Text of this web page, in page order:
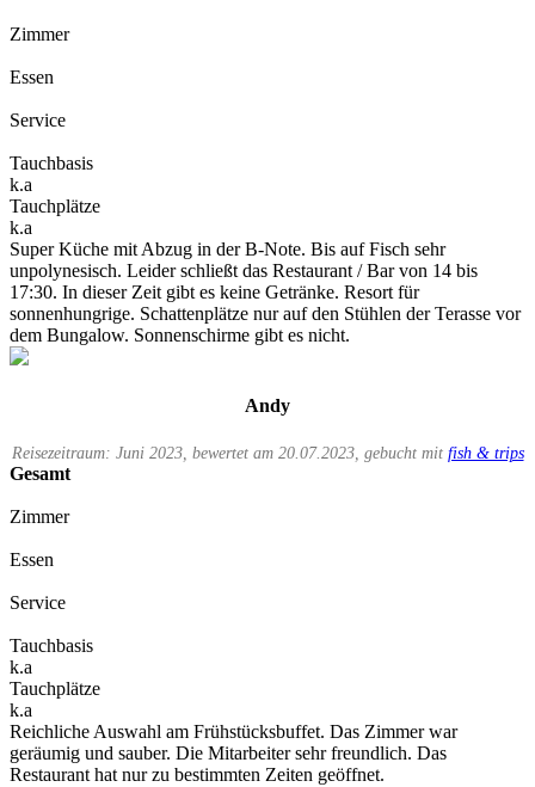
Zimmer
Essen
Service
Tauchbasis
k.a
Tauchplätze
k.a
Super Küche mit Abzug in der B-Note. Bis auf Fisch sehr
unpolynesisch. Leider schließt das Restaurant / Bar von 14 bis
17:30. In dieser Zeit gibt es keine Getränke. Resort für
sonnenhungrige. Schattenplätze nur auf den Stühlen der Terasse vor
dem Bungalow. Sonnenschirme gibt es nicht.
Andy
Reisezeitraum: Juni 2023, bewertet am 20.07.2023, gebucht mit fish & trips
Gesamt
Zimmer
Essen
Service
Tauchbasis
k.a
Tauchplätze
k.a
Reichliche Auswahl am Frühstücksbuffet. Das Zimmer war
geräumig und sauber. Die Mitarbeiter sehr freundlich. Das
Restaurant hat nur zu bestimmten Zeiten geöffnet.